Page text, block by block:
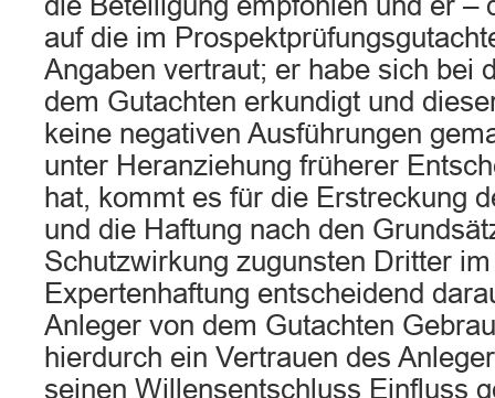
auf die im
Angaben vertraut; er habe sich bei
dem Gutachten erkundigt und
keine negativen Ausführungen
unter Heranziehung früherer
hat, kommt es für die Erstreckung
und die Haftung nach den
Schutzwirkung zugunsten Dritter
Expertenhaftung entscheidend
Anleger von dem Gutachten
hierdurch ein Vertrauen des
seinen Willensentschluss Einfluss